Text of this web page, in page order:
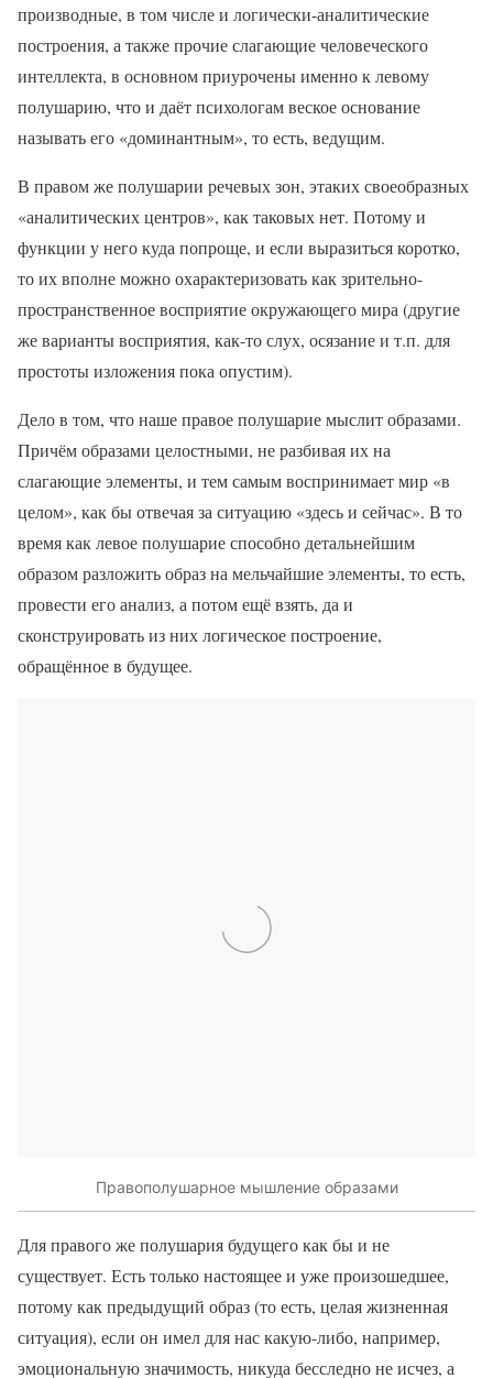
производные, в том числе и логически-аналитические
построения, а также прочие слагающие человеческого
интеллекта, в основном приурочены именно к левому
полушарию, что и даёт психологам веское основание
называть его «доминантным», то есть, ведущим.
В правом же полушарии речевых зон, этаких своеобразных
«аналитических центров», как таковых нет. Потому и
функции у него куда попроще, и если выразиться коротко,
то их вполне можно охарактеризовать как зрительно-
пространственное восприятие окружающего мира (другие
же варианты восприятия, как-то слух, осязание и т.п. для
простоты изложения пока опустим).
Дело в том, что наше правое полушарие мыслит образами.
Причём образами целостными, не разбивая их на
слагающие элементы, и тем самым воспринимает мир «в
целом», как бы отвечая за ситуацию «здесь и сейчас». В то
время как левое полушарие способно детальнейшим
образом разложить образ на мельчайшие элементы, то есть,
провести его анализ, а потом ещё взять, да и
сконструировать из них логическое построение,
обращённое в будущее.
Правополушарное мышление образами
Для правого же полушария будущего как бы и не
существует. Есть только настоящее и уже произошедшее,
потому как предыдущий образ (то есть, целая жизненная
ситуация), если он имел для нас какую-либо, например,
эмоциональную значимость, никуда бесследно не исчез, а